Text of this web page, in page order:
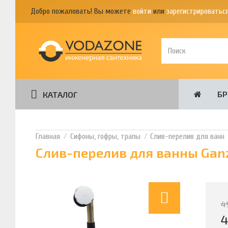
Добро пожаловать! Вы можете войти или
КАТАЛОГ
Сифоны, гофры, трапы Слив-перелив для ванн
Слив-перелив для ванны